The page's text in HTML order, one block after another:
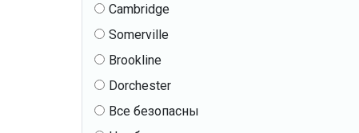
Cambridge
Somerville
Brookline
Dorchester
Все безопасны